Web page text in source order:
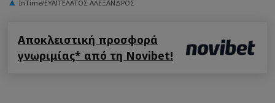
InTime/ΕΥΑΓΓΕΛΑΤΟΣ ΑΛΕΞΑΝΔΡΟΣ
Αποκλειστική προσφορά
γνωριμίας* από τη Novibet!